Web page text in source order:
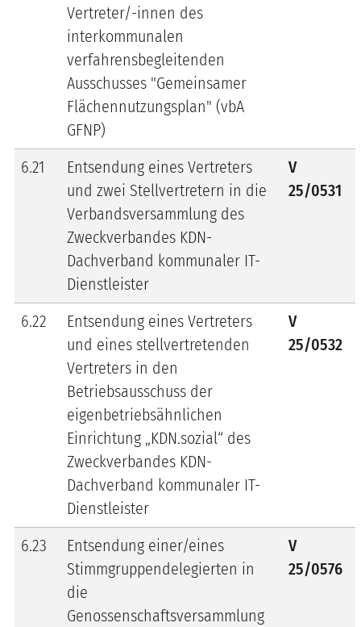
Vertreter/-innen des
interkommunalen
verfahrensbegleitenden
Ausschusses "Gemeinsamer
Flächennutzungsplan" (vbA
GFNP)
6.21
Entsendung eines Vertreters
und zwei Stellvertretern in die
Verbandsversammlung des
Zweckverbandes KDN-
Dachverband kommunaler IT-
Dienstleister
V
25/0531
6.22
Entsendung eines Vertreters
und eines stellvertretenden
Vertreters in den
Betriebsausschuss der
eigenbetriebsähnlichen
Einrichtung „KDN.sozial“ des
Zweckverbandes KDN-
Dachverband kommunaler IT-
Dienstleister
V
25/0532
6.23
Entsendung einer/eines
Stimmgruppendelegierten in
die
Genossenschaftsversammlung
V
25/0576